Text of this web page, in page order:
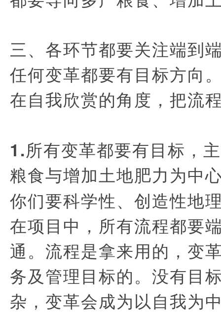
三、各环节都要关注端到
任何变革都要有目标方向
在自我欣赏的角度，把流
1.所有变革都要有目标，
粮食与增加土地肥力为中
你们要科学性、创造性地
在项目中，所有流程都要
通。流程是拿来用的，变
务及管理目标的。没有目
杂，变革会成为以自我为